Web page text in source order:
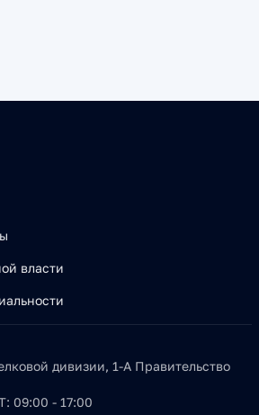
власти
дивизии, 1-А Правительство
09:00 - 17:00